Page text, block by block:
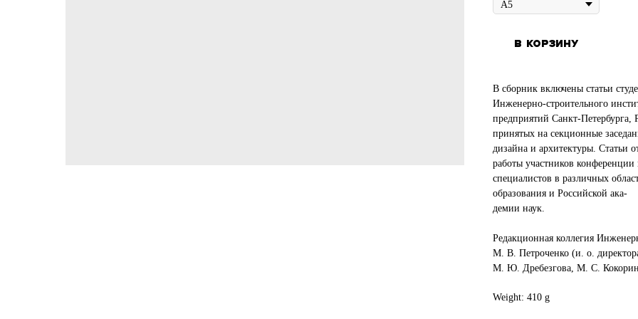
В корзину
В сборник включены статьи
Инженерно-строительного
предприятий Санкт-Петербурга,
принятых на секционные
дизайна и архитектуры. Статьи
работы участников конференции
специалистов в различных
образования и Российской ака-
демии наук.
Редакционная коллегия
М. В. Петроченко (и. о.
М. Ю. Дребезгова, М. С.
Weight: 410 g